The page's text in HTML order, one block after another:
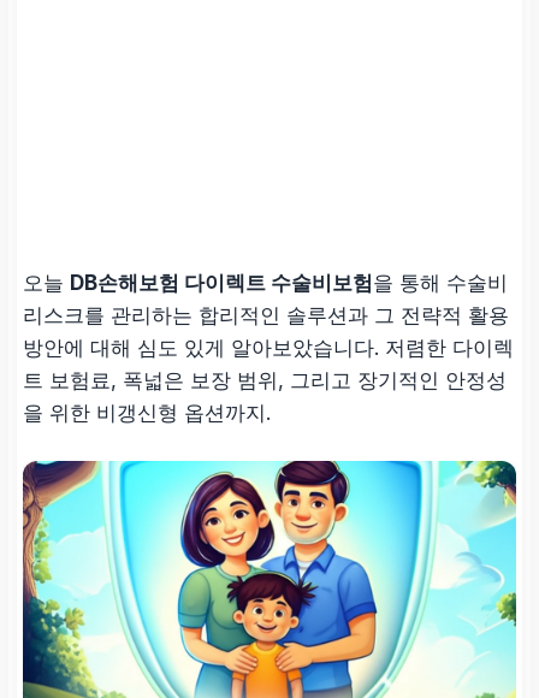
오늘 DB손해보험 다이렉트 수술비보험을 통해 수술비
리스크를 관리하는 합리적인 솔루션과 그 전략적 활용
방안에 대해 심도 있게 알아보았습니다. 저렴한 다이렉
트 보험료, 폭넓은 보장 범위, 그리고 장기적인 안정성
을 위한 비갱신형 옵션까지.